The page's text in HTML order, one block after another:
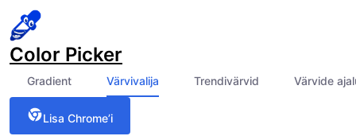
Color Picker
Gradient Värvivalija Trendivärvid Värvide
Lisa Chrome’i